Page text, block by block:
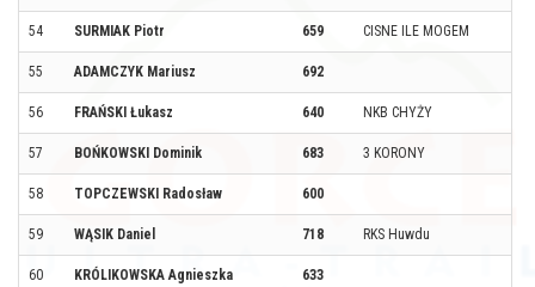
54 SURMIAK Piotr 659 CISNE ILE MOGEM
55 ADAMCZYK Mariusz 692
56 FRAŃSKI Łukasz 640 NKB CHYŻY
57 BOŃKOWSKI Dominik 683 3 KORONY
58 TOPCZEWSKI Radosław 600
59 WĄSIK Daniel 718 RKS Huwdu
60 KRÓLIKOWSKA Agnieszka 633